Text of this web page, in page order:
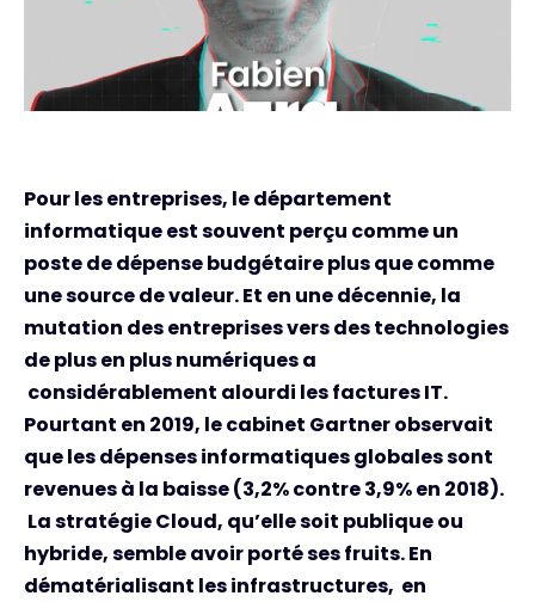
Pour les entreprises, le département
informatique est souvent perçu comme un
poste de dépense budgétaire plus que comme
une source de valeur. Et en une décennie, la
mutation des entreprises vers des technologies
de plus en plus numériques a
considérablement alourdi les factures IT.
Pourtant en 2019, le cabinet Gartner observait
que les dépenses informatiques globales sont
revenues à la baisse (3,2% contre 3,9% en 2018).
La stratégie Cloud, qu’elle soit publique ou
hybride, semble avoir porté ses fruits. En
dématérialisant les infrastructures, en